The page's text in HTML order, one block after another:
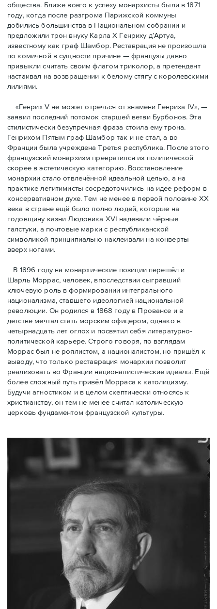
общества. Ближе всего к успеху монархисты были в 1871
году, когда после разгрома Парижской коммуны
добились большинства в Национальном собрании и
предложили трон внуку Карла Х Генриху д’Артуа,
известному как граф Шамбор. Реставрация не произошла
по комичной в сущности причине — французы давно
привыкли считать своим флагoм триколор, а претендент
настаивал на возвращении к белому стягу с королевскими
лилиями.
«Генрих V не может отречься от знамени Генриха IV», —
заявил последний потомок старшей ветви Бурбонов. Эта
стилистически безупречная фраза стоила ему трона.
Генрихом Пятым граф Шамбор так и не стал, а во
Франции была учреждена Третья республика. После этого
французский монархизм превратился из политической
скорее в эстетическую категорию. Восстановление
монархии стало отвлечённой идеальной целью, а на
практике легитимисты сосредоточились на идее реформ в
консервативном духе. Тем не менее в первой половине ХХ
века в стране ещё было полно людей, которые на
годовщину казни Людовика XVI надевали чёрные
галстуки, а почтовые марки с республиканской
символикой принципиально наклеивали на конверты
вверх ногами.
В 1896 году на монархические позиции перешёл и
Шарль Моррас, человек, впоследствии сыгравший
ключевую роль в формировании интегрального
национализма, ставшего идеологией национальной
революции. Он родился в 1868 году в Провансе и в
детстве мечтал стать морским офицером, однако в
четырнадцать лет оглох и посвятил себя литературно-
политической карьере. Строго говоря, по взглядам
Моррас был не роялистом, а националистом, но пришёл к
выводу, что только реставрация монархии позволит
реализовать во Франции националистические идеалы. Ещё
более сложный путь привёл Морраса к католицизму.
Будучи агностиком и в целом скептически относясь к
христианству, он тем не менее считал католическую
церковь фундаментом французской культуры.